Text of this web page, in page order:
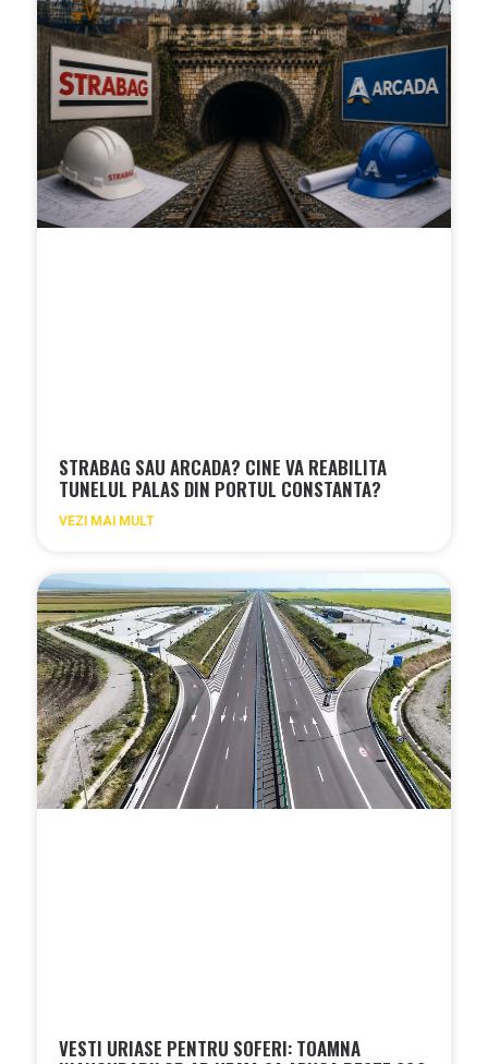
STRABAG SAU ARCADA? CINE VA REABILITA
TUNELUL PALAS DIN PORTUL CONSTANTA?
VEZI MAI MULT
VESTI URIASE PENTRU SOFERI: TOAMNA